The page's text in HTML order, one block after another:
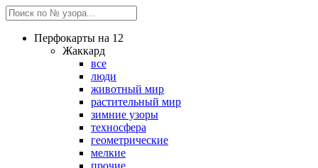
Перфокарты на 12
Жаккард
все
люди
животный мир
растительный мир
зимние узоры
техносфера
геометрические
мелкие
прочие